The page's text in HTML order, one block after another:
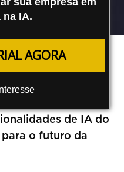
na IA.
AGORA
de IA do
para o futuro da